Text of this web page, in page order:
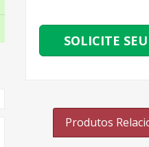
SOLICITE
Produtos